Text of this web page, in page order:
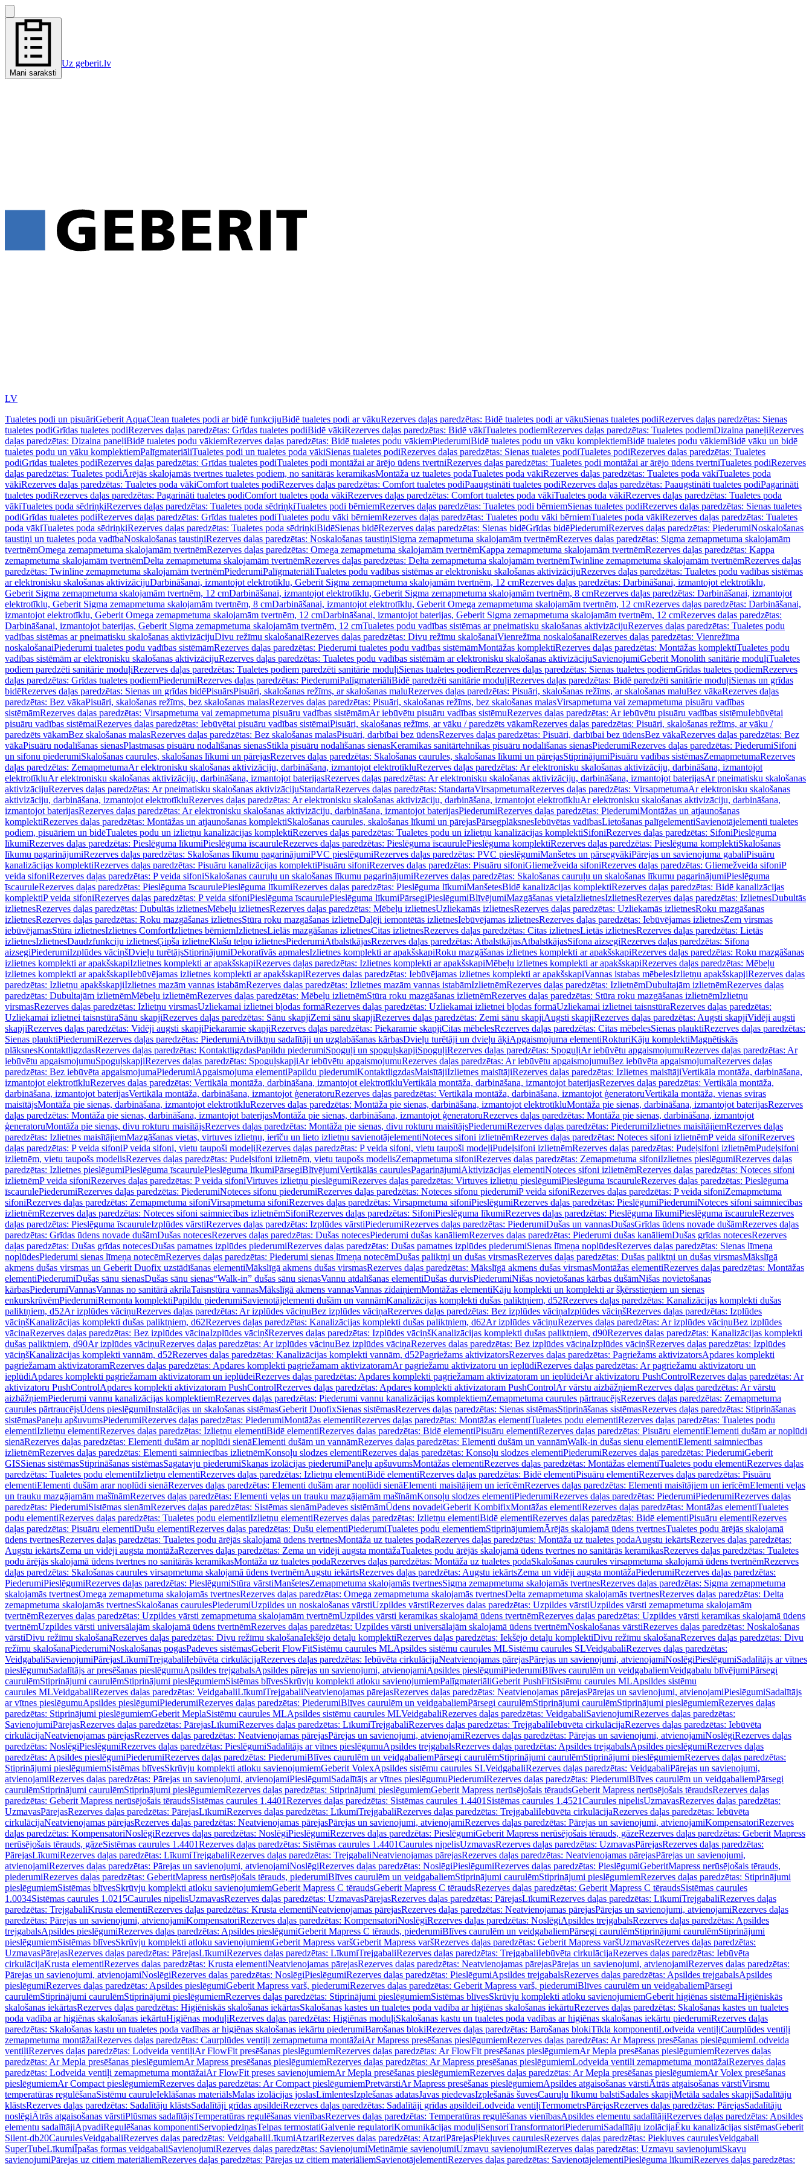
Mani saraksti
Uz geberit.lv
LV
Tualetes podi un pisuāriGeberit AquaClean tualetes podi ar bidē funkcijuBidē tualetes podi ar vākuRezerves daļas paredzētas: Bidē tualetes podi ar vākuSienas tualetes podiRezerves daļas paredzētas: Sienas
tualetes podiGrīdas tualetes podiRezerves daļas paredzētas: Grīdas tualetes podiBidē vākiRezerves daļas paredzētas: Bidē vākiTualetes podiemRezerves daļas paredzētas: Tualetes podiemDizaina paneļiRezerves
daļas paredzētas: Dizaina paneļiBidē tualetes podu vākiemRezerves daļas paredzētas: Bidē tualetes podu vākiemPiederumiBidē tualetes podu un vāku komplektiemBidē tualetes podu vākiemBidē vāku un bidē
tualetes podu un vāku komplektiemPalīgmateriāliTualetes podi un tualetes poda vākiSienas tualetes podiRezerves daļas paredzētas: Sienas tualetes podiTualetes podiRezerves daļas paredzētas: Tualetes
podiGrīdas tualetes podiRezerves daļas paredzētas: Grīdas tualetes podiTualetes podi montāžai ar ārējo ūdens tvertniRezerves daļas paredzētas: Tualetes podi montāžai ar ārējo ūdens tvertniTualetes podiRezerves
daļas paredzētas: Tualetes podiĀrējās skalojamās tvertnes tualetes podiem, no sanitārās keramikasMontāža uz tualetes podaTualetes poda vākiRezerves daļas paredzētas: Tualetes poda vākiTualetes poda
vākiRezerves daļas paredzētas: Tualetes poda vākiComfort tualetes podiRezerves daļas paredzētas: Comfort tualetes podiPaaugstināti tualetes podiRezerves daļas paredzētas: Paaugstināti tualetes podiPagarināti
tualetes podiRezerves daļas paredzētas: Pagarināti tualetes podiComfort tualetes poda vākiRezerves daļas paredzētas: Comfort tualetes poda vākiTualetes poda vākiRezerves daļas paredzētas: Tualetes poda
vākiTualetes poda sēdriņķiRezerves daļas paredzētas: Tualetes poda sēdriņķiTualetes podi bērniemRezerves daļas paredzētas: Tualetes podi bērniemSienas tualetes podiRezerves daļas paredzētas: Sienas tualetes
podiGrīdas tualetes podiRezerves daļas paredzētas: Grīdas tualetes podiTualetes podu vāki bērniemRezerves daļas paredzētas: Tualetes podu vāki bērniemTualetes poda vākiRezerves daļas paredzētas: Tualetes
poda vākiTualetes poda sēdriņķiRezerves daļas paredzētas: Tualetes poda sēdriņķiBidēSienas bidēRezerves daļas paredzētas: Sienas bidēGrīdas bidēPiederumiRezerves daļas paredzētas: PiederumiNoskalošanas
taustiņi un tualetes poda vadībaNoskalošanas taustiņiRezerves daļas paredzētas: Noskalošanas taustiņiSigma zemapmetuma skalojamām tvertnēmRezerves daļas paredzētas: Sigma zemapmetuma skalojamām
tvertnēmOmega zemapmetuma skalojamām tvertnēmRezerves daļas paredzētas: Omega zemapmetuma skalojamām tvertnēmKappa zemapmetuma skalojamām tvertnēmRezerves daļas paredzētas: Kappa
zemapmetuma skalojamām tvertnēmDelta zemapmetuma skalojamām tvertnēmRezerves daļas paredzētas: Delta zemapmetuma skalojamām tvertnēmTwinline zemapmetuma skalojamām tvertnēmRezerves daļas
paredzētas: Twinline zemapmetuma skalojamām tvertnēmPiederumiPalīgmateriāliTualetes podu vadības sistēmas ar elektronisku skalošanas aktivizācijuRezerves daļas paredzētas: Tualetes podu vadības sistēmas
ar elektronisku skalošanas aktivizācijuDarbināšanai, izmantojot elektrotīklu, Geberit Sigma zemapmetuma skalojamām tvertnēm, 12 cmRezerves daļas paredzētas: Darbināšanai, izmantojot elektrotīklu,
Geberit Sigma zemapmetuma skalojamām tvertnēm, 12 cmDarbināšanai, izmantojot elektrotīklu, Geberit Sigma zemapmetuma skalojamām tvertnēm, 8 cmRezerves daļas paredzētas: Darbināšanai, izmantojot
elektrotīklu, Geberit Sigma zemapmetuma skalojamām tvertnēm, 8 cmDarbināšanai, izmantojot elektrotīklu, Geberit Omega zemapmetuma skalojamām tvertnēm, 12 cmRezerves daļas paredzētas: Darbināšanai,
izmantojot elektrotīklu, Geberit Omega zemapmetuma skalojamām tvertnēm, 12 cmDarbināšanai, izmantojot baterijas, Geberit Sigma zemapmetuma skalojamām tvertnēm, 12 cmRezerves daļas paredzētas:
Darbināšanai, izmantojot baterijas, Geberit Sigma zemapmetuma skalojamām tvertnēm, 12 cmTualetes podu vadības sistēmas ar pneimatisku skalošanas aktivizācijuRezerves daļas paredzētas: Tualetes podu
vadības sistēmas ar pneimatisku skalošanas aktivizācijuDivu režīmu skalošanaiRezerves daļas paredzētas: Divu režīmu skalošanaiVienrežīma noskalošanaiRezerves daļas paredzētas: Vienrežīma
noskalošanaiPiederumi tualetes podu vadības sistēmāmRezerves daļas paredzētas: Piederumi tualetes podu vadības sistēmāmMontāžas komplektiRezerves daļas paredzētas: Montāžas komplektiTualetes podu
vadības sistēmām ar elektronisku skalošanas aktivizācijuRezerves daļas paredzētas: Tualetes podu vadības sistēmām ar elektronisku skalošanas aktivizācijuSavienojumiGeberit Monolith sanitārie moduļiTualetes
podiem paredzēti sanitārie moduļiRezerves daļas paredzētas: Tualetes podiem paredzēti sanitārie moduļiSienas tualetes podiemRezerves daļas paredzētas: Sienas tualetes podiemGrīdas tualetes podiemRezerves
daļas paredzētas: Grīdas tualetes podiemPiederumiRezerves daļas paredzētas: PiederumiPalīgmateriāliBidē paredzēti sanitārie moduļiRezerves daļas paredzētas: Bidē paredzēti sanitārie moduļiSienas un grīdas
bidēRezerves daļas paredzētas: Sienas un grīdas bidēPisuārsPisuāri, skalošanas režīms, ar skalošanas maluRezerves daļas paredzētas: Pisuāri, skalošanas režīms, ar skalošanas maluBez vākaRezerves daļas
paredzētas: Bez vākaPisuāri, skalošanas režīms, bez skalošanas malasRezerves daļas paredzētas: Pisuāri, skalošanas režīms, bez skalošanas malasVirsapmetuma vai zemapmetuma pisuāru vadības
sistēmāmRezerves daļas paredzētas: Virsapmetuma vai zemapmetuma pisuāru vadības sistēmāmAr iebūvētu pisuāru vadības sistēmuRezerves daļas paredzētas: Ar iebūvētu pisuāru vadības sistēmuIebūvētai
pisuāru vadības sistēmaiRezerves daļas paredzētas: Iebūvētai pisuāru vadības sistēmaiPisuāri, skalošanas režīms, ar vāku / paredzēts vākamRezerves daļas paredzētas: Pisuāri, skalošanas režīms, ar vāku /
paredzēts vākamBez skalošanas malasRezerves daļas paredzētas: Bez skalošanas malasPisuāri, darbībai bez ūdensRezerves daļas paredzētas: Pisuāri, darbībai bez ūdensBez vākaRezerves daļas paredzētas: Bez
vākaPisuāru nodalīšanas sienasPlastmasas pisuāru nodalīšanas sienasStikla pisuāru nodalīšanas sienasKeramikas sanitārtehnikas pisuāru nodalīšanas sienasPiederumiRezerves daļas paredzētas: PiederumiSifoni
un sifonu piederumiSkalošanas caurules, skalošanas līkumi un pārejasRezerves daļas paredzētas: Skalošanas caurules, skalošanas līkumi un pārejasStiprinājumiPisuāru vadības sistēmasZemapmetumaRezerves
daļas paredzētas: ZemapmetumaAr elektronisku skalošanas aktivizāciju, darbināšana, izmantojot elektrotīkluRezerves daļas paredzētas: Ar elektronisku skalošanas aktivizāciju, darbināšana, izmantojot
elektrotīkluAr elektronisku skalošanas aktivizāciju, darbināšana, izmantojot baterijasRezerves daļas paredzētas: Ar elektronisku skalošanas aktivizāciju, darbināšana, izmantojot baterijasAr pneimatisku skalošanas
aktivizācijuRezerves daļas paredzētas: Ar pneimatisku skalošanas aktivizācijuStandartaRezerves daļas paredzētas: StandartaVirsapmetumaRezerves daļas paredzētas: VirsapmetumaAr elektronisku skalošanas
aktivizāciju, darbināšana, izmantojot elektrotīkluRezerves daļas paredzētas: Ar elektronisku skalošanas aktivizāciju, darbināšana, izmantojot elektrotīkluAr elektronisku skalošanas aktivizāciju, darbināšana,
izmantojot baterijasRezerves daļas paredzētas: Ar elektronisku skalošanas aktivizāciju, darbināšana, izmantojot baterijasPiederumiRezerves daļas paredzētas: PiederumiMontāžas un atjaunošanas
komplektiRezerves daļas paredzētas: Montāžas un atjaunošanas komplektiSkalošanas caurules, skalošanas līkumi un pārejasPārsegplāksnesIebūvētas vadībasLietošanas palīgelementiSavienotājelementi tualetes
podiem, pisuāriem un bidēTualetes podu un izlietņu kanalizācijas komplektiRezerves daļas paredzētas: Tualetes podu un izlietņu kanalizācijas komplektiSifoniRezerves daļas paredzētas: SifoniPieslēguma
līkumiRezerves daļas paredzētas: Pieslēguma līkumiPieslēguma īscauruleRezerves daļas paredzētas: Pieslēguma īscaurulePieslēguma komplektiRezerves daļas paredzētas: Pieslēguma komplektiSkalošanas
līkumu pagarinājumiRezerves daļas paredzētas: Skalošanas līkumu pagarinājumiPVC pieslēgumiRezerves daļas paredzētas: PVC pieslēgumiManšetes un pārsegvākiPārejas un savienojuma gabaliPisuāru
kanalizācijas komplektiRezerves daļas paredzētas: Pisuāru kanalizācijas komplektiPisuāru sifoniRezerves daļas paredzētas: Pisuāru sifoniGliemežveida sifoniRezerves daļas paredzētas: Gliemežveida sifoniP
veida sifoniRezerves daļas paredzētas: P veida sifoniSkalošanas cauruļu un skalošanas līkumu pagarinājumiRezerves daļas paredzētas: Skalošanas cauruļu un skalošanas līkumu pagarinājumiPieslēguma
īscauruleRezerves daļas paredzētas: Pieslēguma īscaurulePieslēguma līkumiRezerves daļas paredzētas: Pieslēguma līkumiManšetesBidē kanalizācijas komplektiRezerves daļas paredzētas: Bidē kanalizācijas
komplektiP veida sifoniRezerves daļas paredzētas: P veida sifoniPieslēguma īscaurulePieslēguma līkumiPārsegiPieslēgumiBlīvējumiMazgāšanas vietaIzlietnesIzlietnesRezerves daļas paredzētas: IzlietnesDubultās
izlietnesRezerves daļas paredzētas: Dubultās izlietnesMēbeļu izlietnesRezerves daļas paredzētas: Mēbeļu izlietnesUzliekamās izlietnesRezerves daļas paredzētas: Uzliekamās izlietnesRoku mazgāšanas
izlietnesRezerves daļas paredzētas: Roku mazgāšanas izlietnesStūra roku mazgāšanas izlietneDaļēji iemontētās izlietnesIebūvējamas izlietnesRezerves daļas paredzētas: Iebūvējamas izlietnesZem virsmas
iebūvējamasStūra izlietnesIzlietnes ComfortIzlietnes bērniemIzlietnesLielās mazgāšanas izlietnesCitas izlietnesRezerves daļas paredzētas: Citas izlietnesLietās izlietnesRezerves daļas paredzētas: Lietās
izlietnesIzlietnesDaudzfunkciju izlietnesĢipša izlietneKlašu telpu izlietnesPiederumiAtbalstkājasRezerves daļas paredzētas: AtbalstkājasAtbalstkājasSifona aizsegiRezerves daļas paredzētas: Sifona
aizsegiPiederumiIzplūdes vāciņšDvieļu turētājsStiprinājumiDekoratīvās apmalesIzlietnes komplekti ar apakšskapiRoku mazgāšanas izlietnes komplekti ar apakšskapiRezerves daļas paredzētas: Roku mazgāšanas
izlietnes komplekti ar apakšskapiIzlietnes komplekti ar apakšskapiRezerves daļas paredzētas: Izlietnes komplekti ar apakšskapiMēbeļu izlietnes komplekti ar apakšskapiRezerves daļas paredzētas: Mēbeļu
izlietnes komplekti ar apakšskapiIebūvējamas izlietnes komplekti ar apakšskapiRezerves daļas paredzētas: Iebūvējamas izlietnes komplekti ar apakšskapiVannas istabas mēbelesIzlietņu apakšskapjiRezerves daļas
paredzētas: Izlietņu apakšskapjiIzlietnes mazām vannas istabāmRezerves daļas paredzētas: Izlietnes mazām vannas istabāmIzlietnēmRezerves daļas paredzētas: IzlietnēmDubultajām izlietnēmRezerves daļas
paredzētas: Dubultajām izlietnēmMēbeļu izlietnēmRezerves daļas paredzētas: Mēbeļu izlietnēmStūra roku mazgāšanas izlietnēmRezerves daļas paredzētas: Stūra roku mazgāšanas izlietnēmIzlietņu
virsmasRezerves daļas paredzētas: Izlietņu virsmasUzliekamai izlietnei bļodas formāRezerves daļas paredzētas: Uzliekamai izlietnei bļodas formāUzliekamai izlietnei taisnstūraRezerves daļas paredzētas:
Uzliekamai izlietnei taisnstūraSānu skapjiRezerves daļas paredzētas: Sānu skapjiZemi sānu skapjiRezerves daļas paredzētas: Zemi sānu skapjiAugsti skapjiRezerves daļas paredzētas: Augsti skapjiVidēji augsti
skapjiRezerves daļas paredzētas: Vidēji augsti skapjiPiekaramie skapjiRezerves daļas paredzētas: Piekaramie skapjiCitas mēbelesRezerves daļas paredzētas: Citas mēbelesSienas plauktiRezerves daļas paredzētas:
Sienas plauktiPiederumiRezerves daļas paredzētas: PiederumiAtvilktņu sadalītāji un uzglabāšanas kārbasDvieļu turētāji un dvieļu āķiApgaismojuma elementiRokturiKāju komplektiMagnētiskās
plāksnesKontaktligzdasRezerves daļas paredzētas: KontaktligzdasPapildu piederumiSpoguļi un spoguļskapjiSpoguļiRezerves daļas paredzētas: SpoguļiAr iebūvētu apgaismojumuRezerves daļas paredzētas: Ar
iebūvētu apgaismojumuSpoguļskapjiRezerves daļas paredzētas: SpoguļskapjiAr iebūvētu apgaismojumuRezerves daļas paredzētas: Ar iebūvētu apgaismojumuBez iebūvēta apgaismojumaRezerves daļas
paredzētas: Bez iebūvēta apgaismojumaPiederumiApgaismojuma elementiPapildu piederumiKontaktligzdasMaisītājiIzlietnes maisītājiRezerves daļas paredzētas: Izlietnes maisītājiVertikāla montāža, darbināšana,
izmantojot elektrotīkluRezerves daļas paredzētas: Vertikāla montāža, darbināšana, izmantojot elektrotīkluVertikāla montāža, darbināšana, izmantojot baterijasRezerves daļas paredzētas: Vertikāla montāža,
darbināšana, izmantojot baterijasVertikāla montāža, darbināšana, izmantojot ģeneratoruRezerves daļas paredzētas: Vertikāla montāža, darbināšana, izmantojot ģeneratoruVertikāla montāža, vienas sviras
maisītājsMontāža pie sienas, darbināšana, izmantojot elektrotīkluRezerves daļas paredzētas: Montāža pie sienas, darbināšana, izmantojot elektrotīkluMontāža pie sienas, darbināšana, izmantojot baterijasRezerves
daļas paredzētas: Montāža pie sienas, darbināšana, izmantojot baterijasMontāža pie sienas, darbināšana, izmantojot ģeneratoruRezerves daļas paredzētas: Montāža pie sienas, darbināšana, izmantojot
ģeneratoruMontāža pie sienas, divu rokturu maisītājsRezerves daļas paredzētas: Montāža pie sienas, divu rokturu maisītājsPiederumiRezerves daļas paredzētas: PiederumiIzlietnes maisītājiemRezerves daļas
paredzētas: Izlietnes maisītājiemMazgāšanas vietas, virtuves izlietņu, ierīču un lieto izlietņu savienotājelementiNoteces sifoni izlietnēmRezerves daļas paredzētas: Noteces sifoni izlietnēmP veida sifoniRezerves
daļas paredzētas: P veida sifoniP veida sifoni, vietu taupoši modeļiRezerves daļas paredzētas: P veida sifoni, vietu taupoši modeļiPudeļsifoni izlietnēmRezerves daļas paredzētas: Pudeļsifoni izlietnēmPudeļsifoni
izlietnēm, vietu taupošs modelisRezerves daļas paredzētas: Pudeļsifoni izlietnēm, vietu taupošs modelisZemapmetuma sifoniRezerves daļas paredzētas: Zemapmetuma sifoniIzlietnes pieslēgumiRezerves daļas
paredzētas: Izlietnes pieslēgumiPieslēguma īscaurulePieslēguma līkumiPārsegiBlīvējumiVertikālās caurulesPagarinājumiAktivizācijas elementiNoteces sifoni izlietnēmRezerves daļas paredzētas: Noteces sifoni
izlietnēmP veida sifoniRezerves daļas paredzētas: P veida sifoniVirtuves izlietņu pieslēgumiRezerves daļas paredzētas: Virtuves izlietņu pieslēgumiPieslēguma īscauruleRezerves daļas paredzētas: Pieslēguma
īscaurulePiederumiRezerves daļas paredzētas: PiederumiNoteces sifonu piederumiRezerves daļas paredzētas: Noteces sifonu piederumiP veida sifoniRezerves daļas paredzētas: P veida sifoniZemapmetuma
sifoniRezerves daļas paredzētas: Zemapmetuma sifoniVirsapmetuma sifoniRezerves daļas paredzētas: Virsapmetuma sifoniPieslēgumiRezerves daļas paredzētas: PieslēgumiPiederumiNoteces sifoni saimniecības
izlietnēmRezerves daļas paredzētas: Noteces sifoni saimniecības izlietnēmSifoniRezerves daļas paredzētas: SifoniPieslēguma līkumiRezerves daļas paredzētas: Pieslēguma līkumiPieslēguma īscauruleRezerves
daļas paredzētas: Pieslēguma īscauruleIzplūdes vārstiRezerves daļas paredzētas: Izplūdes vārstiPiederumiRezerves daļas paredzētas: PiederumiDušas un vannasDušasGrīdas ūdens novade dušāmRezerves daļas
paredzētas: Grīdas ūdens novade dušāmDušas notecesRezerves daļas paredzētas: Dušas notecesPiederumi dušas kanāliemRezerves daļas paredzētas: Piederumi dušas kanāliemDušas grīdas notecesRezerves
daļas paredzētas: Dušas grīdas notecesDušas pamatnes izplūdes piederumiRezerves daļas paredzētas: Dušas pamatnes izplūdes piederumiSienas līmeņa noplūdesRezerves daļas paredzētas: Sienas līmeņa
noplūdesPiederumi sienas līmeņa notecēmRezerves daļas paredzētas: Piederumi sienas līmeņa notecēmDušas paliktņi un dušas virsmasRezerves daļas paredzētas: Dušas paliktņi un dušas virsmasMākslīgā
akmens dušas virsmas un Geberit Duofix uzstādīšanas elementiMākslīgā akmens dušas virsmasRezerves daļas paredzētas: Mākslīgā akmens dušas virsmasMontāžas elementiRezerves daļas paredzētas: Montāžas
elementiPiederumiDušas sānu sienasDušas sānu sienas“Walk-in” dušas sānu sienasVannu atdalīšanas elementiDušas durvisPiederumiNišas novietošanas kārbas dušāmNišas novietošanas
kārbasPiederumiVannasVannas no sanitārā akrilaTaisnstūra vannasMākslīgā akmens vannasVannas zīdaiņiemMontāžas elementiKāju komplekti un komplekti ar šķērsstieņiem un sienas
enkurskrūvēmPiederumiRemonta komplektiPapildu piederumiSavienotājelementi dušām un vannāmKanalizācijas komplekti dušas paliktņiem, d52Rezerves daļas paredzētas: Kanalizācijas komplekti dušas
paliktņiem, d52Ar izplūdes vāciņuRezerves daļas paredzētas: Ar izplūdes vāciņuBez izplūdes vāciņaRezerves daļas paredzētas: Bez izplūdes vāciņaIzplūdes vāciņšRezerves daļas paredzētas: Izplūdes
vāciņšKanalizācijas komplekti dušas paliktņiem, d62Rezerves daļas paredzētas: Kanalizācijas komplekti dušas paliktņiem, d62Ar izplūdes vāciņuRezerves daļas paredzētas: Ar izplūdes vāciņuBez izplūdes
vāciņaRezerves daļas paredzētas: Bez izplūdes vāciņaIzplūdes vāciņšRezerves daļas paredzētas: Izplūdes vāciņšKanalizācijas komplekti dušas paliktņiem, d90Rezerves daļas paredzētas: Kanalizācijas komplekti
dušas paliktņiem, d90Ar izplūdes vāciņuRezerves daļas paredzētas: Ar izplūdes vāciņuBez izplūdes vāciņaRezerves daļas paredzētas: Bez izplūdes vāciņaIzplūdes vāciņšRezerves daļas paredzētas: Izplūdes
vāciņšKanalizācijas komplekti vannām, d52Rezerves daļas paredzētas: Kanalizācijas komplekti vannām, d52Pagriežams aktivizatorsRezerves daļas paredzētas: Pagriežams aktivizatorsApdares komplekti
pagriežamam aktivizatoramRezerves daļas paredzētas: Apdares komplekti pagriežamam aktivizatoramAr pagriežamu aktivizatoru un ieplūdiRezerves daļas paredzētas: Ar pagriežamu aktivizatoru un
ieplūdiApdares komplekti pagriežamam aktivizatoram un ieplūdeiRezerves daļas paredzētas: Apdares komplekti pagriežamam aktivizatoram un ieplūdeiAr aktivizatoru PushControlRezerves daļas paredzētas: Ar
aktivizatoru PushControlApdares komplekti aktivizatoram PushControlRezerves daļas paredzētas: Apdares komplekti aktivizatoram PushControlAr vārstu aizbāžņiemRezerves daļas paredzētas: Ar vārstu
aizbāžņiemPiederumi vannu kanalizācijas komplektiemRezerves daļas paredzētas: Piederumi vannu kanalizācijas komplektiemZemapmetuma caurules pārtraucējsRezerves daļas paredzētas: Zemapmetuma
caurules pārtraucējsŪdens pieslēgumiInstalācijas un skalošanas sistēmasGeberit DuofixSienas sistēmasRezerves daļas paredzētas: Sienas sistēmasStiprināšanas sistēmasRezerves daļas paredzētas: Stiprināšanas
sistēmasPaneļu apšuvumsPiederumiRezerves daļas paredzētas: PiederumiMontāžas elementiRezerves daļas paredzētas: Montāžas elementiTualetes podu elementiRezerves daļas paredzētas: Tualetes podu
elementiIzlietņu elementiRezerves daļas paredzētas: Izlietņu elementiBidē elementiRezerves daļas paredzētas: Bidē elementiPisuāru elementiRezerves daļas paredzētas: Pisuāru elementiElementi dušām ar noplūdi
sienāRezerves daļas paredzētas: Elementi dušām ar noplūdi sienāElementi dušām un vannāmRezerves daļas paredzētas: Elementi dušām un vannāmWalk-in dušas sienu elementiElementi saimniecības
izlietnēmRezerves daļas paredzētas: Elementi saimniecības izlietnēmKonsoļu slodzes elementiRezerves daļas paredzētas: Konsoļu slodzes elementiPiederumiRezerves daļas paredzētas: PiederumiGeberit
GISSienas sistēmasStiprināšanas sistēmasSagatavju piederumiSkaņas izolācijas piederumiPaneļu apšuvumsMontāžas elementiRezerves daļas paredzētas: Montāžas elementiTualetes podu elementiRezerves daļas
paredzētas: Tualetes podu elementiIzlietņu elementiRezerves daļas paredzētas: Izlietņu elementiBidē elementiRezerves daļas paredzētas: Bidē elementiPisuāru elementiRezerves daļas paredzētas: Pisuāru
elementiElementi dušām arar noplūdi sienāRezerves daļas paredzētas: Elementi dušām arar noplūdi sienāElementi maisītājiem un ierīcēmRezerves daļas paredzētas: Elementi maisītājiem un ierīcēmElementi veļas
un trauku mazgājamām mašīnāmRezerves daļas paredzētas: Elementi veļas un trauku mazgājamām mašīnāmKonsoļu slodzes elementiPiederumiRezerves daļas paredzētas: PiederumiPiederumiRezerves daļas
paredzētas: PiederumiSistēmas sienāmRezerves daļas paredzētas: Sistēmas sienāmPadeves sistēmāmŪdens novadeiGeberit KombifixMontāžas elementiRezerves daļas paredzētas: Montāžas elementiTualetes
podu elementiRezerves daļas paredzētas: Tualetes podu elementiIzlietņu elementiRezerves daļas paredzētas: Izlietņu elementiBidē elementiRezerves daļas paredzētas: Bidē elementiPisuāru elementiRezerves
daļas paredzētas: Pisuāru elementiDušu elementiRezerves daļas paredzētas: Dušu elementiPiederumiTualetes podu elementiemStiprinājumiemĀrējās skalojamā ūdens tvertnesTualetes podu ārējās skalojamā
ūdens tvertnesRezerves daļas paredzētas: Tualetes podu ārējās skalojamā ūdens tvertnesMontāža uz tualetes podaRezerves daļas paredzētas: Montāža uz tualetes podaAugstu iekārtsRezerves daļas paredzētas:
Augstu iekārtsZema un vidēji augsta montāžaRezerves daļas paredzētas: Zema un vidēji augsta montāžaTualetes podu ārējās skalojamā ūdens tvertnes no sanitārās keramikasRezerves daļas paredzētas: Tualetes
podu ārējās skalojamā ūdens tvertnes no sanitārās keramikasMontāža uz tualetes podaRezerves daļas paredzētas: Montāža uz tualetes podaSkalošanas caurules virsapmetuma skalojamā ūdens tvertnēmRezerves
daļas paredzētas: Skalošanas caurules virsapmetuma skalojamā ūdens tvertnēmAugstu iekārtsRezerves daļas paredzētas: Augstu iekārtsZema un vidēji augsta montāžaPiederumiRezerves daļas paredzētas:
PiederumiPieslēgumiRezerves daļas paredzētas: PieslēgumiStūra vārstiManšetesZemapmetuma skalojamās tvertnesSigma zemapmetuma skalojamās tvertnesRezerves daļas paredzētas: Sigma zemapmetuma
skalojamās tvertnesOmega zemapmetuma skalojamās tvertnesRezerves daļas paredzētas: Omega zemapmetuma skalojamās tvertnesDelta zemapmetuma skalojamās tvertnesRezerves daļas paredzētas: Delta
zemapmetuma skalojamās tvertnesSkalošanas caurulesPiederumiUzpildes un noskalošanas vārstiUzpildes vārstiRezerves daļas paredzētas: Uzpildes vārstiUzpildes vārsti zemapmetuma skalojamām
tvertnēmRezerves daļas paredzētas: Uzpildes vārsti zemapmetuma skalojamām tvertnēmUzpildes vārsti keramikas skalojamā ūdens tvertnēmRezerves daļas paredzētas: Uzpildes vārsti keramikas skalojamā ūdens
tvertnēmUzpildes vārsti universālajām skalojamā ūdens tvertnēmRezerves daļas paredzētas: Uzpildes vārsti universālajām skalojamā ūdens tvertnēmNoskalošanas vārstiRezerves daļas paredzētas: Noskalošanas
vārstiDivu režīmu skalošanaRezerves daļas paredzētas: Divu režīmu skalošanaIekšējo detaļu komplektiRezerves daļas paredzētas: Iekšējo detaļu komplektiDivu režīmu skalošanaRezerves daļas paredzētas: Divu
režīmu skalošanaPiederumiNoskalošanas pogasPadeves sistēmasGeberit FlowFitSistēmu caurules MLApsildes sistēmu caurules MLSistēmu caurules SLVeidgabaliRezerves daļas paredzētas:
VeidgabaliSavienojumiPārejasLīkumiTrejgabaliIebūvēta cirkulācijaRezerves daļas paredzētas: Iebūvēta cirkulācijaNeatvienojamas pārejasPārejas un savienojumi, atvienojamiNoslēgiPieslēgumiSadalītājs ar vītnes
pieslēgumuSadalītājs ar presēšanas pieslēgumuApsildes trejgabalsApsildes pārejas un savienojumi, atvienojamiApsildes pieslēgumiPiederumiBlīves caurulēm un veidgabaliemVeidgabalu blīvējumiPārsegi
caurulēmStiprinājumi caurulēmStiprinājumi pieslēgumiemSistēmas blīvesSkrūvju komplekti atloku savienojumiemPalīgmateriāliGeberit PushFitSistēmu caurules MLApsildes sistēmu
caurules MLVeidgabaliRezerves daļas paredzētas: VeidgabaliLīkumiTrejgabaliNeatvienojamas pārejasRezerves daļas paredzētas: Neatvienojamas pārejasPārejas un savienojumi, atvienojamiPieslēgumiSadalītājs
ar vītnes pieslēgumuApsildes pieslēgumiPiederumiRezerves daļas paredzētas: PiederumiBlīves caurulēm un veidgabaliemPārsegi caurulēmStiprinājumi caurulēmStiprinājumi pieslēgumiemRezerves daļas
paredzētas: Stiprinājumi pieslēgumiemGeberit MeplaSistēmu caurules MLApsildes sistēmu caurules MLVeidgabaliRezerves daļas paredzētas: VeidgabaliSavienojumiRezerves daļas paredzētas:
SavienojumiPārejasRezerves daļas paredzētas: PārejasLīkumiRezerves daļas paredzētas: LīkumiTrejgabaliRezerves daļas paredzētas: TrejgabaliIebūvēta cirkulācijaRezerves daļas paredzētas: Iebūvēta
cirkulācijaNeatvienojamas pārejasRezerves daļas paredzētas: Neatvienojamas pārejasPārejas un savienojumi, atvienojamiRezerves daļas paredzētas: Pārejas un savienojumi, atvienojamiNoslēgiRezerves daļas
paredzētas: NoslēgiPieslēgumiRezerves daļas paredzētas: PieslēgumiSadalītājs ar vītnes pieslēgumuApsildes trejgabalsRezerves daļas paredzētas: Apsildes trejgabalsApsildes pieslēgumiRezerves daļas
paredzētas: Apsildes pieslēgumiPiederumiRezerves daļas paredzētas: PiederumiBlīves caurulēm un veidgabaliemPārsegi caurulēmStiprinājumi caurulēmStiprinājumi pieslēgumiemRezerves daļas paredzētas:
Stiprinājumi pieslēgumiemSistēmas blīvesSkrūvju komplekti atloku savienojumiemGeberit VolexApsildes sistēmu caurules SLVeidgabaliRezerves daļas paredzētas: VeidgabaliPārejas un savienojumi,
atvienojamiRezerves daļas paredzētas: Pārejas un savienojumi, atvienojamiPieslēgumiSadalītājs ar vītnes pieslēgumuPiederumiRezerves daļas paredzētas: PiederumiBlīves caurulēm un veidgabaliemPārsegi
caurulēmStiprinājumi caurulēmStiprinājumi pieslēgumiemRezerves daļas paredzētas: Stiprinājumi pieslēgumiemGeberit Mapress nerūsējošais tēraudsGeberit Mapress nerūsējošais tēraudsRezerves daļas
paredzētas: Geberit Mapress nerūsējošais tēraudsSistēmas caurules 1.4401Rezerves daļas paredzētas: Sistēmas caurules 1.4401 Sistēmas caurules 1.4521Caurules nipelisUzmavasRezerves daļas paredzētas:
UzmavasPārejasRezerves daļas paredzētas: PārejasLīkumiRezerves daļas paredzētas: LīkumiTrejgabaliRezerves daļas paredzētas: TrejgabaliIebūvēta cirkulācijaRezerves daļas paredzētas: Iebūvēta
cirkulācijaNeatvienojamas pārejasRezerves daļas paredzētas: Neatvienojamas pārejasPārejas un savienojumi, atvienojamiRezerves daļas paredzētas: Pārejas un savienojumi, atvienojamiKompensatoriRezerves
daļas paredzētas: KompensatoriNoslēgiRezerves daļas paredzētas: NoslēgiPieslēgumiRezerves daļas paredzētas: PieslēgumiGeberit Mapress nerūsējošais tērauds, gāzeRezerves daļas paredzētas: Geberit Mapress
nerūsējošais tērauds, gāzeSistēmas caurules 1.4401Rezerves daļas paredzētas: Sistēmas caurules 1.4401Caurules nipelisUzmavasRezerves daļas paredzētas: UzmavasPārejasRezerves daļas paredzētas:
PārejasLīkumiRezerves daļas paredzētas: LīkumiTrejgabaliRezerves daļas paredzētas: TrejgabaliNeatvienojamas pārejasRezerves daļas paredzētas: Neatvienojamas pārejasPārejas un savienojumi,
atvienojamiRezerves daļas paredzētas: Pārejas un savienojumi, atvienojamiNoslēgiRezerves daļas paredzētas: NoslēgiPieslēgumiRezerves daļas paredzētas: PieslēgumiGeberitMapress nerūsējošais tērauds,
piederumiRezerves daļas paredzētas: GeberitMapress nerūsējošais tērauds, piederumiBlīves caurulēm un veidgabaliemStiprinājumi caurulēmStiprinājumi pieslēgumiemRezerves daļas paredzētas: Stiprinājumi
pieslēgumiemSistēmas blīvesSkrūvju komplekti atloku savienojumiemGeberit Mapress C tēraudsGeberit Mapress C tēraudsRezerves daļas paredzētas: Geberit Mapress C tēraudsSistēmas caurules
1.0034Sistēmas caurules 1.0215Caurules nipelisUzmavasRezerves daļas paredzētas: UzmavasPārejasRezerves daļas paredzētas: PārejasLīkumiRezerves daļas paredzētas: LīkumiTrejgabaliRezerves daļas
paredzētas: TrejgabaliKrusta elementiRezerves daļas paredzētas: Krusta elementiNeatvienojamas pārejasRezerves daļas paredzētas: Neatvienojamas pārejasPārejas un savienojumi, atvienojamiRezerves daļas
paredzētas: Pārejas un savienojumi, atvienojamiKompensatoriRezerves daļas paredzētas: KompensatoriNoslēgiRezerves daļas paredzētas: NoslēgiApsildes trejgabalsRezerves daļas paredzētas: Apsildes
trejgabalsApsildes pieslēgumiRezerves daļas paredzētas: Apsildes pieslēgumiGeberit Mapress C tērauds, piederumiBlīves caurulēm un veidgabaliemPārsegi caurulēmStiprinājumi caurulēmStiprinājumi
pieslēgumiemSistēmas blīvesSkrūvju komplekti atloku savienojumiemGeberit Mapress varšGeberit Mapress varšRezerves daļas paredzētas: Geberit Mapress varšUzmavasRezerves daļas paredzētas:
UzmavasPārejasRezerves daļas paredzētas: PārejasLīkumiRezerves daļas paredzētas: LīkumiTrejgabaliRezerves daļas paredzētas: TrejgabaliIebūvēta cirkulācijaRezerves daļas paredzētas: Iebūvēta
cirkulācijaKrusta elementiRezerves daļas paredzētas: Krusta elementiNeatvienojamas pārejasRezerves daļas paredzētas: Neatvienojamas pārejasPārejas un savienojumi, atvienojamiRezerves daļas paredzētas:
Pārejas un savienojumi, atvienojamiNoslēgiRezerves daļas paredzētas: NoslēgiPieslēgumiRezerves daļas paredzētas: PieslēgumiApsildes trejgabalsRezerves daļas paredzētas: Apsildes trejgabalsApsildes
pieslēgumiRezerves daļas paredzētas: Apsildes pieslēgumiGeberit Mapress varš, piederumiRezerves daļas paredzētas: Geberit Mapress varš, piederumiBlīves caurulēm un veidgabaliemPārsegi
caurulēmStiprinājumi caurulēmStiprinājumi pieslēgumiemRezerves daļas paredzētas: Stiprinājumi pieslēgumiemSistēmas blīvesSkrūvju komplekti atloku savienojumiemGeberit higiēnas sistēmaHigiēniskās
skalošanas iekārtasRezerves daļas paredzētas: Higiēniskās skalošanas iekārtasSkalošanas kastes un tualetes poda vadība ar higiēnas skalošanas iekārtuRezerves daļas paredzētas: Skalošanas kastes un tualetes
poda vadība ar higiēnas skalošanas iekārtuHigiēnas moduļiRezerves daļas paredzētas: Higiēnas moduļiSkalošanas kastu un tualetes poda vadības ar higiēnas skalošanas iekārtu piederumiRezerves daļas
paredzētas: Skalošanas kastu un tualetes poda vadības ar higiēnas skalošanas iekārtu piederumiBarošanas blokiRezerves daļas paredzētas: Barošanas blokiTīkla komponentiLodveida ventiļiCaurplūdes ventiļi
zemapmetuma montāžaiRezerves daļas paredzētas: Caurplūdes ventiļi zemapmetuma montāžaiAr Mapress presēšanas pieslēgumiemRezerves daļas paredzētas: Ar Mapress presēšanas pieslēgumiemLodveida
ventiļiRezerves daļas paredzētas: Lodveida ventiļiAr FlowFit presēšanas pieslēgumiemRezerves daļas paredzētas: Ar FlowFit presēšanas pieslēgumiemAr Mepla presēšanas pieslēgumiemRezerves daļas
paredzētas: Ar Mepla presēšanas pieslēgumiemAr Mapress presēšanas pieslēgumiemRezerves daļas paredzētas: Ar Mapress presēšanas pieslēgumiemLodveida ventiļi zemapmetuma montāžaiRezerves daļas
paredzētas: Lodveida ventiļi zemapmetuma montāžaiAr FlowFit preses savienojumiemAr Mepla presēšanas pieslēgumiemRezerves daļas paredzētas: Ar Mepla presēšanas pieslēgumiemAr Volex presēšanas
pieslēgumiemAr Compact pieslēgumiemRezerves daļas paredzētas: Ar Compact pieslēgumiemPretvārstiAr Mapress presēšanas pieslēgumiemApsildes atgaisošanas vārstiĀtrās atgaisošanas vārstiVirsmu
temperatūras regulēšanaSistēmu cauruleIeklāšanas materiālsMalas izolācijas joslasLīmlentesIzplešanas adatasJavas piedevasIzplešanās šuvesCauruļu līkumu balstiSadales skapjiMetāla sadales skapjiSadalītāju
klāstsRezerves daļas paredzētas: Sadalītāju klāstsSadalītāji grīdas apsildeiRezerves daļas paredzētas: Sadalītāji grīdas apsildeiLodveida ventiļiTermometrsPārejasRezerves daļas paredzētas: PārejasSadalītāju
noslēgiĀtrās atgaisošanas vārstiPlūsmas sadalītājsTemperatūras regulēšanas vienībasRezerves daļas paredzētas: Temperatūras regulēšanas vienībasApsildes elementu sadalītājiRezerves daļas paredzētas: Apsildes
elementu sadalītājiApvadiRegulēšanas komponentiServopiedziņasTelpas termostatiGalvenie regulatoriKomunikācijas moduļiSensoriTransformatoriPiederumiSadalītāju izolācijaĒku kanalizācijas sistēmasGeberit
Silent-db20CaurulesVeidgabaliRezerves daļas paredzētas: VeidgabaliLīkumiAtzariRezerves daļas paredzētas: AtzariPārejasPiekļuves caurulesRezerves daļas paredzētas: Piekļuves caurulesVeidgabali
SuperTubeLīkumiĪpašas formas veidgabaliSavienojumiRezerves daļas paredzētas: SavienojumiMetināmie savienojumiUzmavu savienojumiRezerves daļas paredzētas: Uzmavu savienojumiSkavu
savienojumiPārejas uz citiem materiāliemRezerves daļas paredzētas: Pārejas uz citiem materiāliemSavienotājelementiRezerves daļas paredzētas: SavienotājelementiPieslēguma līkumiRezerves daļas paredzētas: